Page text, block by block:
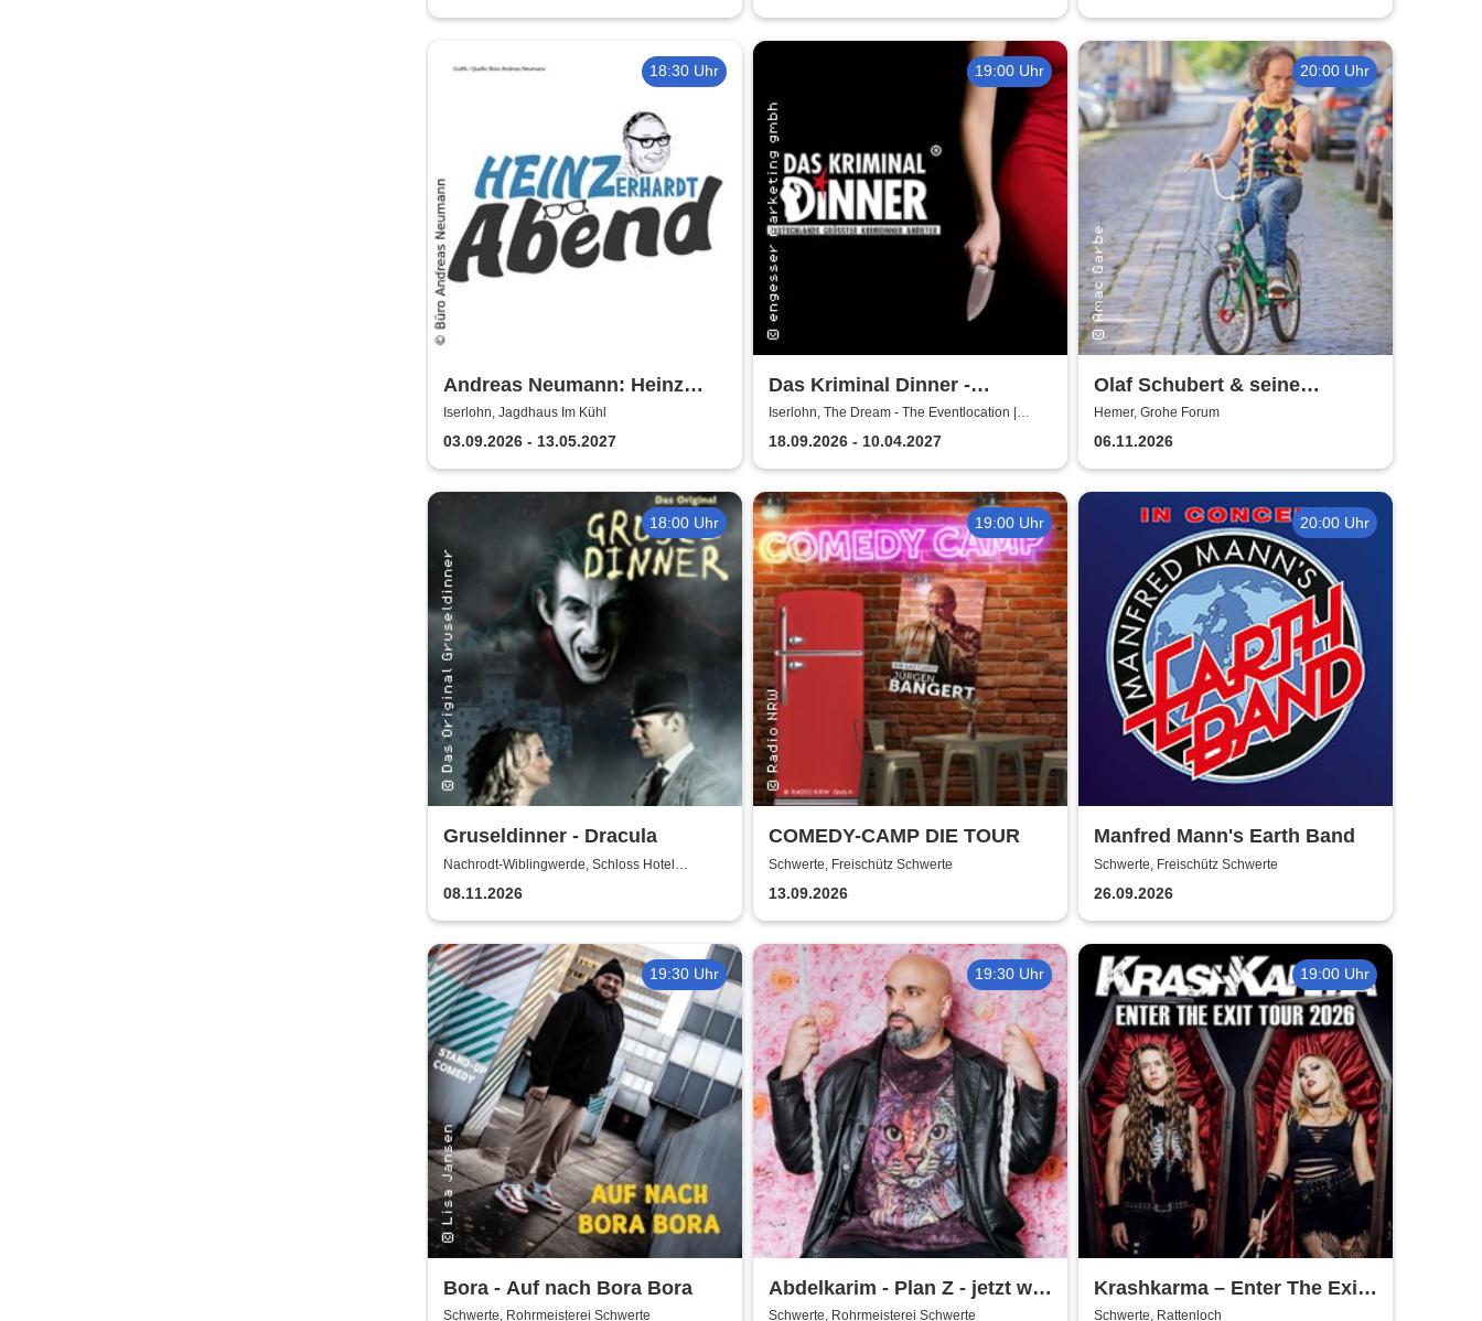
18:30 Uhr
Andreas Neumann: Heinz
Erhardt Dinner Show
Iserlohn, Jagdhaus Im Kühl
03.09.2026 - 13.05.2027
19:00 Uhr
Das Kriminal Dinner -
Testament à la Carte
Iserlohn, The Dream - The Eventlocation |
Iserlohn
18.09.2026 - 10.04.2027
20:00 Uhr
Olaf Schubert & seine
Freunde - Jetzt oder now!
Hemer, Grohe Forum
06.11.2026
18:00 Uhr
Gruseldinner - Dracula
Nachrodt-Wiblingwerde, Schloss Hotel
08.11.2026
19:00 Uhr
COMEDY-CAMP DIE TOUR
Schwerte, Freischütz Schwerte
13.09.2026
20:00 Uhr
Manfred Mann's Earth Band
Schwerte, Freischütz Schwerte
26.09.2026
19:30 Uhr
Bora - Auf nach Bora Bora
Schwerte, Rohrmeisterei Schwerte
19:30 Uhr
Abdelkarim - Plan Z - jetzt will
er´s wissen!
Schwerte, Rohrmeisterei Schwerte
19:00 Uhr
Krashkarma – Enter The Exit
Tour 2026
Schwerte, Rattenloch